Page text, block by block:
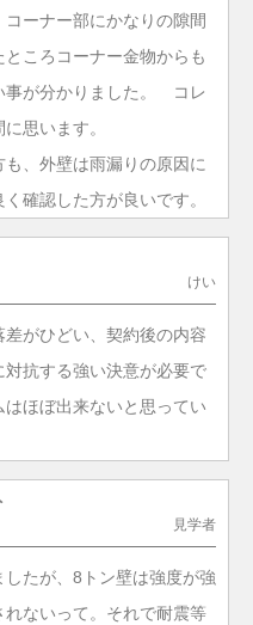
コーナー部にかなりの隙間
ころコーナー金物からも
事が分かりました。 コレ
思います。
、外壁は雨漏りの原因に
確認した方が良いです。
けい
がひどい、契約後の内容
抗する強い決意が必要で
ほぼ出来ないと思ってい
見学者
たが、8トン壁は強度が強
ないって。それで耐震等